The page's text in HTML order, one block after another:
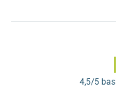
4,5/5